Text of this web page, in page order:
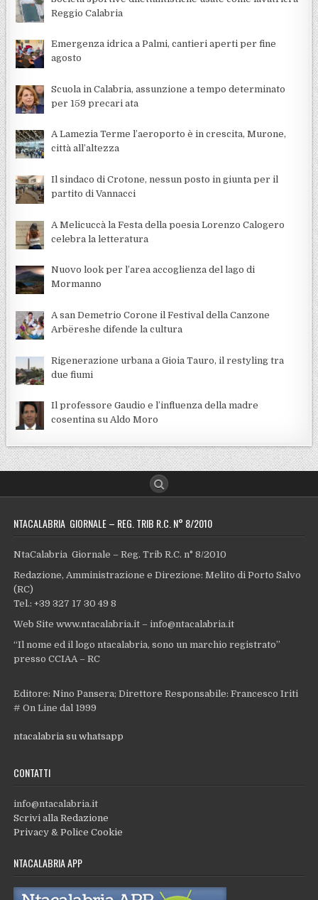
Reggio Calabria
Emergenza idrica a Palmi, cantieri aperti per fine
agosto
Scuola in Calabria, assunzione a tempo determinato
per 159 precari ata
A Lamezia Terme l’aeroporto è in crescita, Murone,
città all’altezza
Il sindaco di Crotone, nessun posto in giunta per il
partito di Vannacci
A Melicuccà la Festa della poesia Lorenzo Calogero
celebra la letteratura
Nuovo look per l’area accoglienza del lago di
Mormanno
A san Demetrio Corone il Festival della Canzone
Arbëreshe difende la cultura
Rigenerazione urbana a Gioia Tauro, il restyling tra
due fiumi
Il professore Gaudio e l’influenza della madre
cosentina su Aldo Moro
NTACALABRIA GIORNALE – REG. TRIB R.C. N° 8/2010
NtaCalabria Giornale – Reg. Trib R.C. n° 8/2010
Redazione, Amministrazione e Direzione: Melito di Porto Salvo
(RC)
Tel.: +39 327 17 30 49 8
Web Site www.ntacalabria.it – info@ntacalabria.it
“Il nome ed il logo ntacalabria, sono un marchio registrato”
presso CCIAA – RC
Editore: Nino Pansera; Direttore Responsabile: Francesco Iriti
# On Line dal 1999
ntacalabria su whatsapp
CONTATTI
info@ntacalabria.it
Scrivi alla Redazione
Privacy & Police Cookie
NTACALABRIA APP